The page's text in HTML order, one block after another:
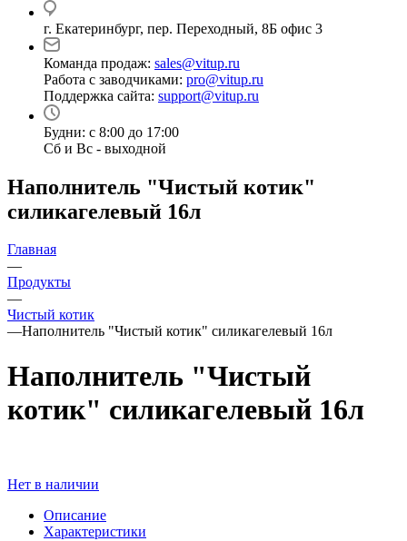
г. Екатеринбург, пер. Переходный, 8Б офис 3
Команда продаж: sales@vitup.ru
Работа с заводчиками: pro@vitup.ru
Поддержка сайта: support@vitup.ru
Будни: с 8:00 до 17:00
Сб и Вс - выходной
Наполнитель "Чистый котик"
силикагелевый 16л
Главная
—
Продукты
—
Чистый котик
—Наполнитель "Чистый котик" силикагелевый 16л
Наполнитель "Чистый
котик" силикагелевый 16л
Нет в наличии
Описание
Характеристики